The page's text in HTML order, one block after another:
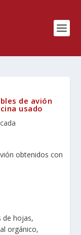
de avión
usado
de hojas,
orgánico,